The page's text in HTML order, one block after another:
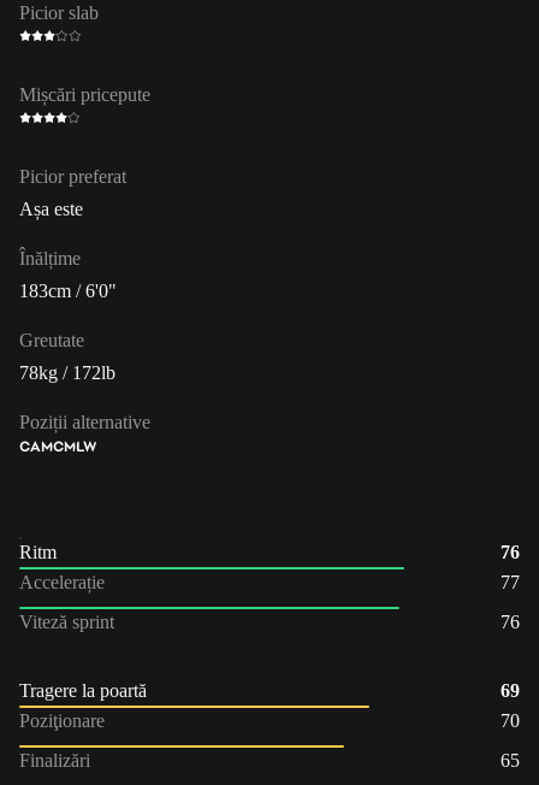
Picior slab
Mișcări pricepute
Picior preferat
Așa este
Înălțime
183cm / 6'0"
Greutate
78kg / 172lb
Poziții alternative
CAMCMLW
Ritm
76
Accelerație
77
Viteză sprint
76
Tragere la poartă
69
Poziţionare
70
Finalizări
65